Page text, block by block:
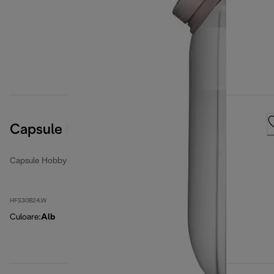
Capsule Hobby
Capsule Hobby
HFS30B24.W
Culoare:Alb